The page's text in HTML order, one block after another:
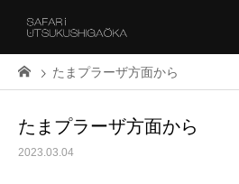
たまプラーザ方面から
たまプラーザ方面から
2023.03.04